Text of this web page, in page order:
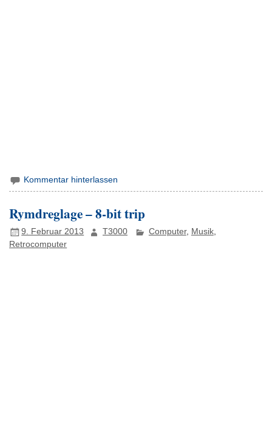
Kommentar hinterlassen
Rymdreglage – 8-bit trip
9. Februar 2013 T3000 Computer, Musik,
Retrocomputer